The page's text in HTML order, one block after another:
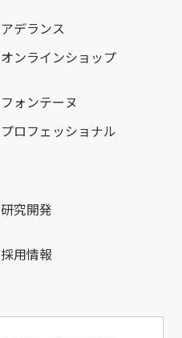
アデランス
オンラインショップ
フォンテーヌ
プロフェッショナル
研究開発
採用情報